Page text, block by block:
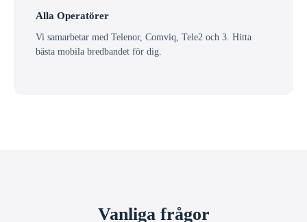
Alla Operatörer
Vi samarbetar med Telenor, Comviq, Tele2 och 3. Hitta
bästa mobila bredbandet för dig.
Vanliga frågor